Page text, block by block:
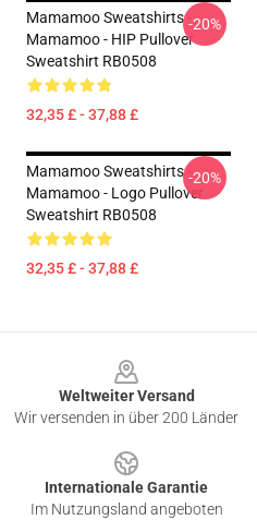
Mamamoo Sweatshirts -
Mamamoo - HIP Pullover
Sweatshirt RB0508
32,35 £ - 37,88 £
-20%
Mamamoo Sweatshirts -
Mamamoo - Logo Pullover
Sweatshirt RB0508
32,35 £ - 37,88 £
-20%
Weltweiter Versand
Wir versenden in über 200 Länder
Internationale Garantie
Im Nutzungsland angeboten